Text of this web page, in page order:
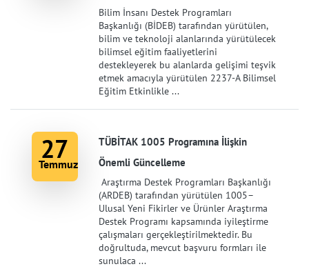
Bilim İnsanı Destek Programları
Başkanlığı (BİDEB) tarafından yürütülen,
bilim ve teknoloji alanlarında yürütülecek
bilimsel eğitim faaliyetlerini
destekleyerek bu alanlarda gelişimi teşvik
etmek amacıyla yürütülen 2237-A Bilimsel
Eğitim Etkinlikle ...
27
Temmuz
TÜBİTAK 1005 Programına İlişkin
Önemli Güncelleme
Araştırma Destek Programları Başkanlığı
(ARDEB) tarafından yürütülen 1005–
Ulusal Yeni Fikirler ve Ürünler Araştırma
Destek Programı kapsamında iyileştirme
çalışmaları gerçekleştirilmektedir. Bu
doğrultuda, mevcut başvuru formları ile
sunulaca ...